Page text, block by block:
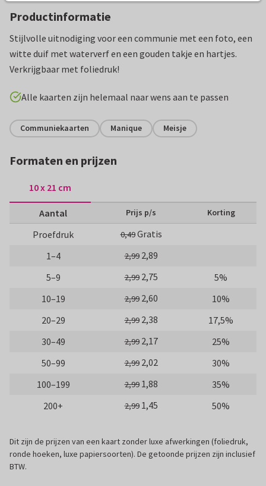
Productinformatie
Stijlvolle uitnodiging voor een communie met een foto, een
witte duif met waterverf en een gouden takje en hartjes.
Verkrijgbaar met foliedruk!
Alle kaarten zijn helemaal naar wens aan te passen
Communiekaarten Manique Meisje
Formaten en prijzen
10 x 21 cm
Aantal Prijs p/s Korting
Proefdruk 0,49Gratis
1–4
2,99 2,89
5–9
2,99 2,75
5%
10–19
2,99 2,60
10%
20–29
2,99 2,38
17,5%
30–49
2,99 2,17
25%
50–99
2,99 2,02
30%
100–199
2,99 1,88
35%
200+
2,99 1,45 50%
Dit zijn de prijzen van een kaart zonder luxe afwerkingen (foliedruk,
ronde hoeken, luxe papiersoorten). De getoonde prijzen zijn inclusief
BTW.